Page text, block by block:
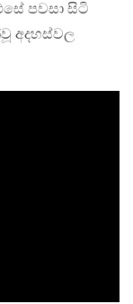
පවසා සිටි
අදහස්වල